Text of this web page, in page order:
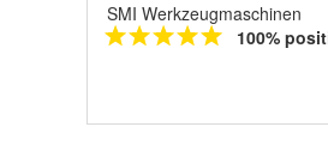
SMI Werkzeugmaschinen
100%